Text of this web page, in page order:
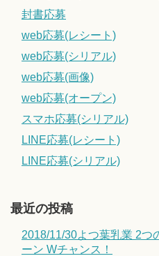
封書応募
web応募(レシート)
web応募(シリアル)
web応募(画像)
web応募(オープン)
スマホ応募(シリアル)
LINE応募(レシート)
LINE応募(シリアル)
最近の投稿
2018/11/30よつ葉乳業 2つ
ーン Wチャンス！